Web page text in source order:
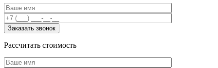
Рассчитать стоимость